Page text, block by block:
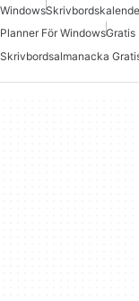
Windows
Planner För WindowsGratis